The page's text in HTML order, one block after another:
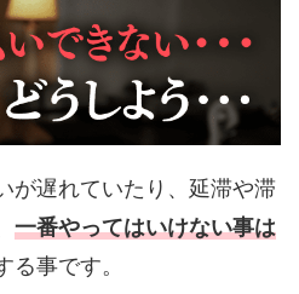
が遅れていたり、延滞や滞
一番やってはいけない事は
る事です。